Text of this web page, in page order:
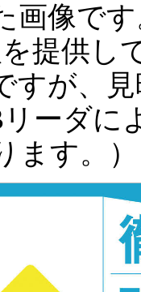
画像で
を提供し
すが、
ーダに
ます。）